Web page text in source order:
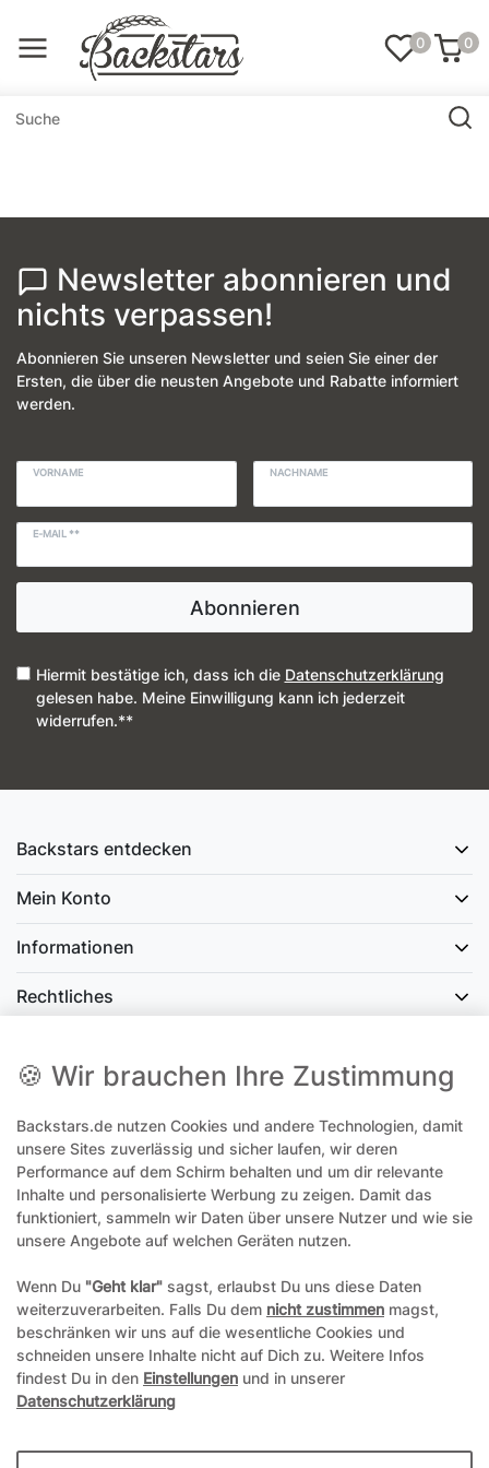
0 0
Newsletter abonnieren und
nichts verpassen!
Abonnieren Sie unseren Newsletter und seien Sie einer der
Ersten, die über die neusten Angebote und Rabatte informiert
werden.
VORNAME NACHNAME
E-MAIL **
Abonnieren
Hiermit bestätige ich, dass ich die Daten­schutz­erklärung
gelesen habe. Meine Einwilligung kann ich jederzeit
widerrufen.**
Backstars entdecken
Mein Konto
Informationen
Rechtliches
office@backstars.de
Wir antworten Ihnen schnellstmöglich. An Sonn- und Feiertagen kann
es evtl. zu Verzögerungen kommen.
07306 306239¹
Freitags am besten zwischen 8-12 Uhr
¹Telefonieren zum üblichen Ortstarif. Verbindugsgebühren für Anrufe
aus dem Mobilfunknetz können ggf. abweichen.
*Alle Preise inkl. gesetzl. Mehrwertsteuer und ggf. zzgl.
🍪 Wir brauchen Ihre Zustimmung
Backstars.de nutzen Cookies und andere Technologien, damit
unsere Sites zuverlässig und sicher laufen, wir deren
Performance auf dem Schirm behalten und um dir relevante
Inhalte und personalisierte Werbung zu zeigen. Damit das
funktioniert, sammeln wir Daten über unsere Nutzer und wie sie
unsere Angebote auf welchen Geräten nutzen.
Wenn Du "Geht klar" sagst, erlaubst Du uns diese Daten
weiterzuverarbeiten. Falls Du dem nicht zustimmen magst,
beschränken wir uns auf die wesentliche Cookies und
schneiden unsere Inhalte nicht auf Dich zu. Weitere Infos
findest Du in den Einstellungen und in unserer
Datenschutzerklärung